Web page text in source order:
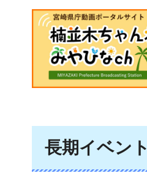
長期イベント